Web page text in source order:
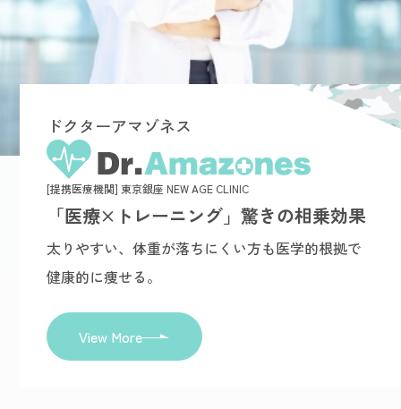
ドクターアマゾネス
[提携医療機関] 東京銀座 NEW AGE CLINIC
「医療×トレーニング」驚きの相乗効果
太りやすい、体重が落ちにくい方も医学的根拠で
健康的に痩せる。
View More